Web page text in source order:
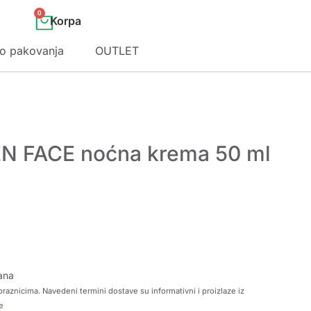
0
pakovanja OUTLET
FACE noćna krema 50 ml
Navedeni termini dostave su informativni i proizlaze iz